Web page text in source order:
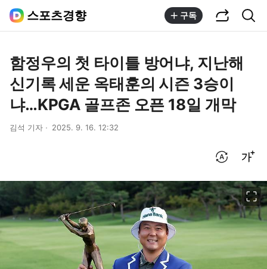
스포츠경향 구독
함정우의 첫 타이틀 방어냐, 지난해
신기록 세운 옥태훈의 시즌 3승이
냐…KPGA 골프존 오픈 18일 개막
김석 기자 2025. 9. 16. 12:32